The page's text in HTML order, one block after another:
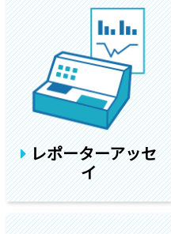
レポーターアッセ
イ